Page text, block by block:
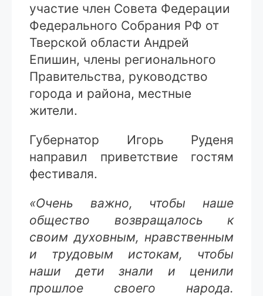
участие член Совета Федерации
Федерального Собрания РФ от
Тверской области Андрей
Епишин, члены регионального
Правительства, руководство
города и района, местные
жители.
Губернатор Игорь Руденя
направил приветствие гостям
фестиваля.
«Очень важно, чтобы наше
общество возвращалось к
своим духовным, нравственным
и трудовым истокам, чтобы
наши дети знали и ценили
прошлое своего народа.